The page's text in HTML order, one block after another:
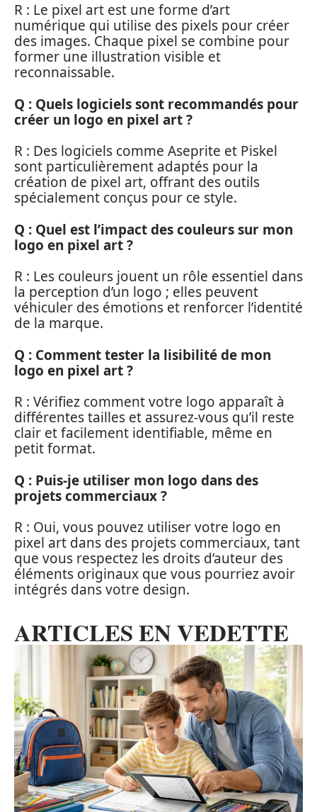
R : Le pixel art est une forme d’art
numérique qui utilise des pixels pour créer
des images. Chaque pixel se combine pour
former une illustration visible et
reconnaissable.
Q : Quels logiciels sont recommandés pour
créer un logo en pixel art ?
R : Des logiciels comme Aseprite et Piskel
sont particulièrement adaptés pour la
création de pixel art, offrant des outils
spécialement conçus pour ce style.
Q : Quel est l’impact des couleurs sur mon
logo en pixel art ?
R : Les couleurs jouent un rôle essentiel dans
la perception d’un logo ; elles peuvent
véhiculer des émotions et renforcer l’identité
de la marque.
Q : Comment tester la lisibilité de mon
logo en pixel art ?
R : Vérifiez comment votre logo apparaît à
différentes tailles et assurez-vous qu’il reste
clair et facilement identifiable, même en
petit format.
Q : Puis-je utiliser mon logo dans des
projets commerciaux ?
R : Oui, vous pouvez utiliser votre logo en
pixel art dans des projets commerciaux, tant
que vous respectez les droits d’auteur des
éléments originaux que vous pourriez avoir
intégrés dans votre design.
ARTICLES EN VEDETTE